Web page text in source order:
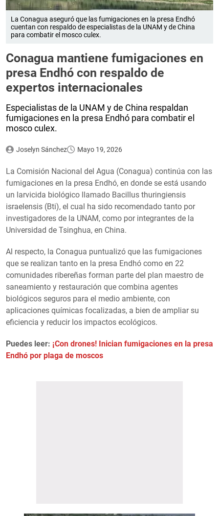
La Conagua aseguró que las fumigaciones en la presa Endhó
cuentan con respaldo de especialistas de la UNAM y de China
para combatir el mosco culex.
Conagua mantiene fumigaciones en
presa Endhó con respaldo de
expertos internacionales
Especialistas de la UNAM y de China respaldan
fumigaciones en la presa Endhó para combatir el
mosco culex.
Joselyn Sánchez Mayo 19, 2026
La Comisión Nacional del Agua (Conagua) continúa con las
fumigaciones en la presa Endhó, en donde se está usando
un larvicida biológico llamado Bacillus thuringiensis
israelensis (Bti), el cual ha sido recomendado tanto por
investigadores de la UNAM, como por integrantes de la
Universidad de Tsinghua, en China.
Al respecto, la Conagua puntualizó que las fumigaciones
que se realizan tanto en la presa Endhó como en 22
comunidades ribereñas forman parte del plan maestro de
saneamiento y restauración que combina agentes
biológicos seguros para el medio ambiente, con
aplicaciones químicas focalizadas, a bien de ampliar su
eficiencia y reducir los impactos ecológicos.
Puedes leer: ¡Con drones! Inician fumigaciones en la presa
Endhó por plaga de moscos